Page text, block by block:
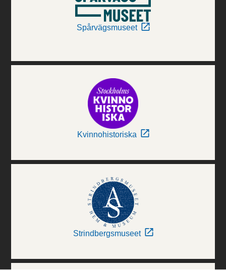
Spårvägsmuseet
Kvinnohistoriska
Strindbergsmuseet